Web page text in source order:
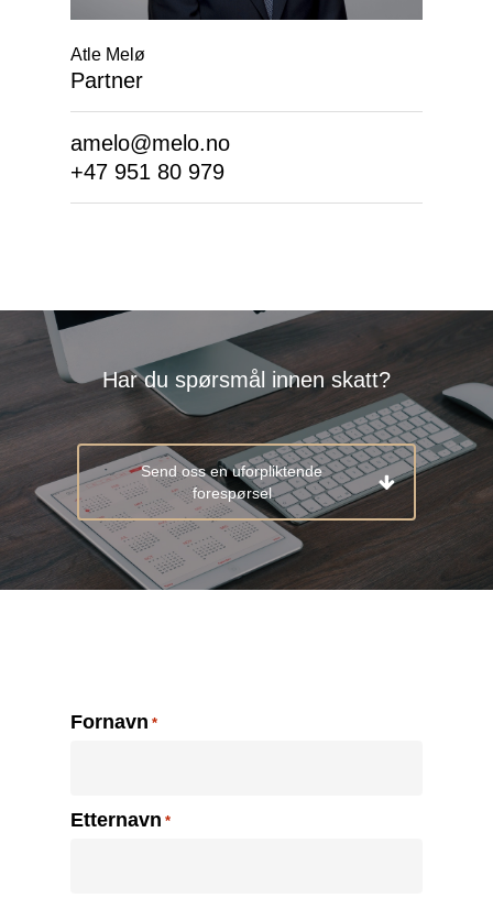
Atle Melø
Partner
amelo@melo.no
+47 951 80 979
Har du spørsmål innen skatt?
Send oss en uforpliktende
forespørsel
Navn
Fornavn
Etternavn